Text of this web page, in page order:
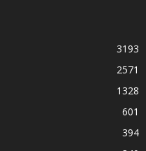
3193
2571
1328
601
394